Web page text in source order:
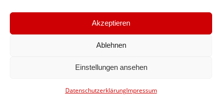
Akzeptieren
Ablehnen
Einstellungen ansehen
DatenschutzerklärungImpressum
Gasausströmung